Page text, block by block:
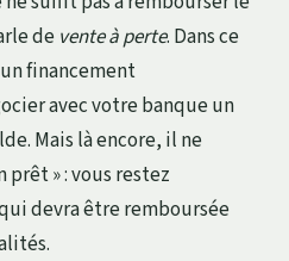
de vente à perte. Dans ce
financement
avec votre banque un
Mais là encore, il ne
prêt » : vous restez
devra être remboursée